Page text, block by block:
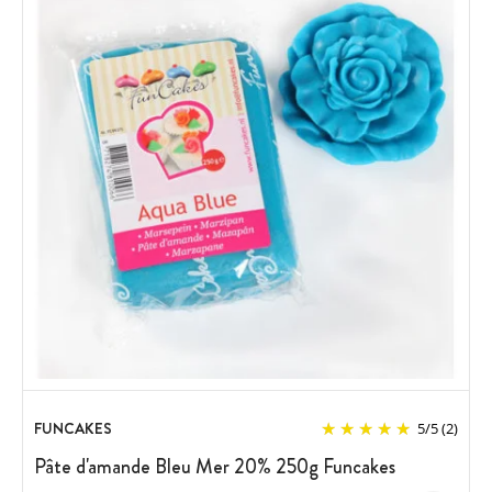
FUNCAKES 5/5(2)
Pâte d'amande Bleu Mer 20% 250g Funcakes